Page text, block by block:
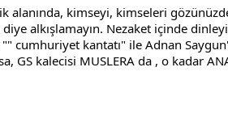
alanında, kimseyi, kimseleri
diye alkışlamayın. Nezaket içinde
cumhuriyet kantatı" ile Adnan
GS kalecisi MUSLERA da , o kadar